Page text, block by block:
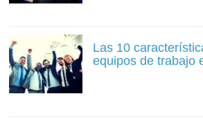
Las 10
equipos de trabajo